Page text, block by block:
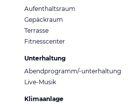
Aufenthaltsraum
Gepäckraum
Terrasse
Fitnesscenter
Unterhaltung
Abendprogramm/-unterhaltung
Live-Musik
Klimaanlage